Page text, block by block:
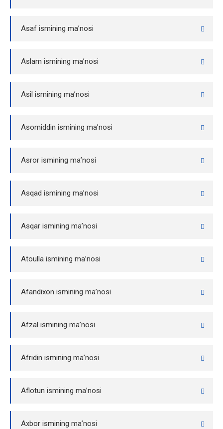
Asaf ismining ma’nosi
Aslam ismining ma’nosi
Asil ismining ma’nosi
Asomiddin ismining ma’nosi
Asror ismining ma’nosi
Asqad ismining ma’nosi
Asqar ismining ma’nosi
Atoulla ismining ma’nosi
Afandixon ismining ma’nosi
Afzal ismining ma’nosi
Afridin ismining ma’nosi
Aflotun ismining ma’nosi
Axbor ismining ma’nosi